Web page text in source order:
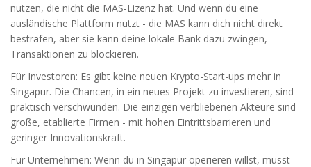
nutzen, die nicht die MAS-Lizenz hat. Und wenn du eine
ausländische Plattform nutzt - die MAS kann dich nicht direkt
bestrafen, aber sie kann deine lokale Bank dazu zwingen,
Transaktionen zu blockieren.
Für Investoren: Es gibt keine neuen Krypto-Start-ups mehr in
Singapur. Die Chancen, in ein neues Projekt zu investieren, sind
praktisch verschwunden. Die einzigen verbliebenen Akteure sind
große, etablierte Firmen - mit hohen Eintrittsbarrieren und
geringer Innovationskraft.
Für Unternehmen: Wenn du in Singapur operieren willst, musst